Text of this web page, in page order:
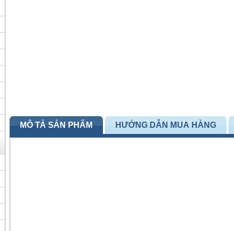
MÔ TẢ SẢN PHẨM HƯỚNG DẪN MUA HÀNG